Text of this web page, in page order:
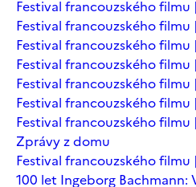
Festival francouzského filmu
Festival francouzského
Festival francouzského
Festival francouzského filmu
Festival francouzského filmu
Festival francouzského filmu
Festival francouzského
Zprávy z domu
Festival francouzského
100 let Ingeborg Bachmann: